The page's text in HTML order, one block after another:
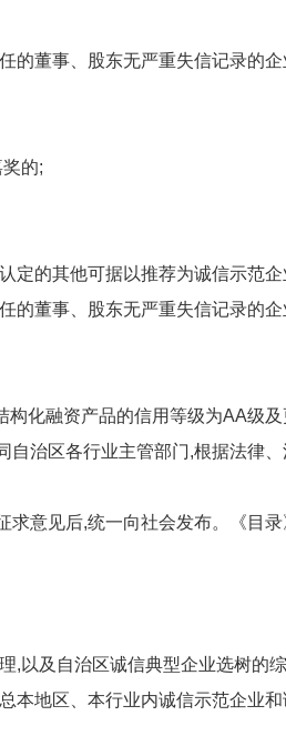
董事、股东无严重失信记录的
的;
定的其他可据以推荐为诚信示范企
董事、股东无严重失信记录的
化融资产品的信用等级为AA级及
治区各行业主管部门,根据法律
意见后,统一向社会发布。《目录
及自治区诚信典型企业选树的综
地区、本行业内诚信示范企业